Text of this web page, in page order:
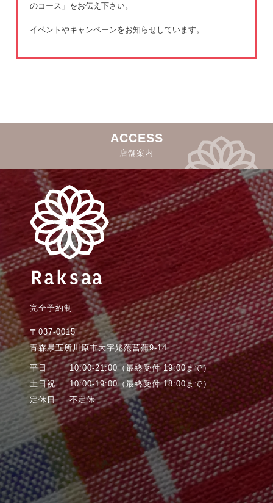
のコース」をお伝え下さい。
イベントやキャンペーンをお知らせしています。
ACCESS
店舗案内
完全予約制
〒037-0015
青森県五所川原市大字姥萢菖蒲9-14
平日 10:00-21:00 （最終受付 19:00まで）
土日祝
10:00-19:00（最終受付 18:00まで）
定休日
不定休